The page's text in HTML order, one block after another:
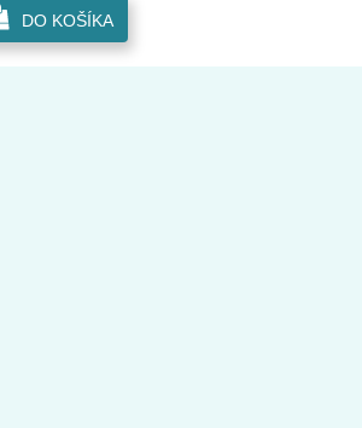
DO KOŠÍKA